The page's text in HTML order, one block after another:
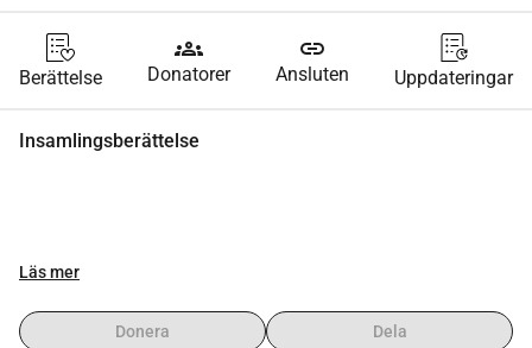
Berättelse
groups
Donatorer
link
Ansluten Uppdateringar
Insamlingsberättelse
Läs mer
Donera Dela